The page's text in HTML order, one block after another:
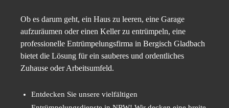
Ob es darum geht, ein Haus zu leeren, eine Garage
aufzuräumen oder einen Keller zu entrümpeln, eine
professionelle Entrümpelungsfirma in Bergisch Gladbach
bietet die Lösung für ein sauberes und ordentliches
Zuhause oder Arbeitsumfeld.
Entdecken Sie unsere vielfältigen